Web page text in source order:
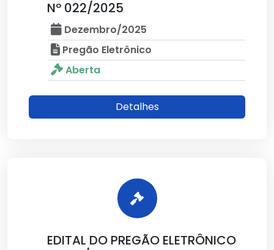
Nº 022/2025
Dezembro/2025
Pregão Eletrônico
Aberta
Detalhes
EDITAL DO PREGÃO ELETRÔNICO